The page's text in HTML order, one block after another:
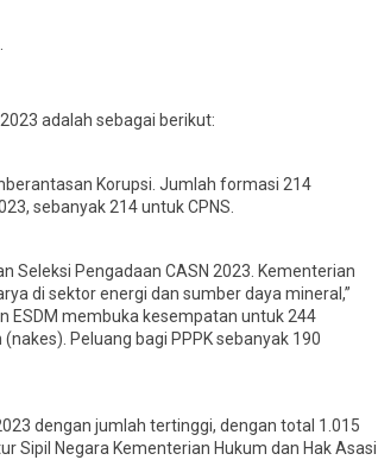
adalah sebagai berikut:
Korupsi. Jumlah formasi 214
sebanyak 214 untuk CPNS.
Seleksi Pengadaan CASN 2023. Kementerian
di sektor energi dan sumber daya mineral,”
ESDM membuka kesempatan untuk 244
Peluang bagi PPPK sebanyak 190
dengan jumlah tertinggi, dengan total 1.015
Sipil Negara Kementerian Hukum dan Hak Asasi